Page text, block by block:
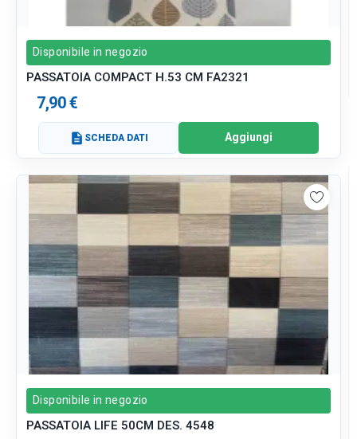
Disponibile in negozio
PASSATOIA COMPACT H.53 CM FA2321
7,90 €
description SCHEDA DATI Aggiungi
Disponibile in negozio
PASSATOIA LIFE 50CM DES. 4548